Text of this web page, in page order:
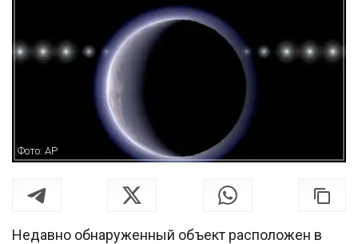
Фото: АР
Недавно обнаруженный объект расположен в